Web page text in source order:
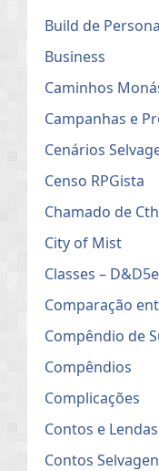
Build de
Business
Caminhos
Campanhas e
Cenários
Censo RPGista
Chamado de
City of Mist
Classes – D&D5e
Comparação
Compêndio de
Compêndios
Complicações
Contos e Lendas
Contos